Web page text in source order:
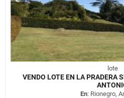
lote
VENDO LOTE EN LA PRADERA
En: Rionegro,